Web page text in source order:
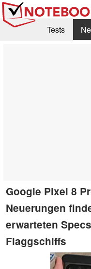
Tests
Google Pixel 8
Neuerungen
erwarteten
Flaggschiffs